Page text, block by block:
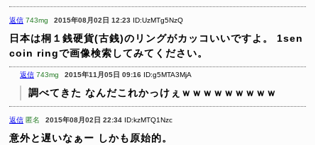
返信 743mg 2015年08月02日 12:23 ID:UzMTg5NzQ
日本は桐１銭硬貨(古銭)のリングがカッコいいですよ。
1sen
coin ringで画像検索してみてください。
返信 743mg 2015年11月05日 09:16 ID:g5MTA3MjA
調べてきた なんだこれかっけぇｗｗｗｗｗｗｗｗｗ
返信 匿名 2015年08月02日 22:34 ID:kzMTQ1Nzc
意外と遅いなぁー しかも原始的。